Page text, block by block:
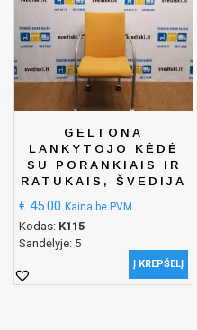
GELTONA
LANKYTOJO KĖDĖ
SU PORANKIAIS IR
RATUKAIS, ŠVEDIJA
€ 45.00 Kaina be PVM
Kodas: K115
Sandėlyje: 5
Į KREPŠELĮ